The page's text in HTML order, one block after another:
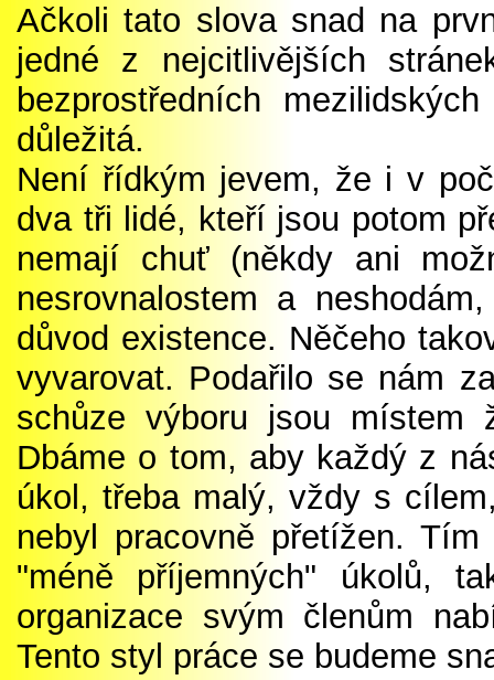
Ačkoli tato slova snad na
jedné z nejcitlivějších
bezprostředních
důležitá.
Není řídkým jevem, že i v
dva tři lidé, kteří jsou potom
nemají chuť (někdy ani
nesrovnalostem a
důvod existence. Něčeho
vyvarovat. Podařilo se nám
schůze výboru jsou místem
Dbáme o tom, aby každý z
úkol, třeba malý, vždy s
nebyl pracovně přetížen.
"méně příjemných" úkolů,
organizace svým členům
Tento styl práce se budeme